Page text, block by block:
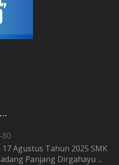
80
17 Agustus Tahun 2025 SMK
Panjang Dirgahayu ...